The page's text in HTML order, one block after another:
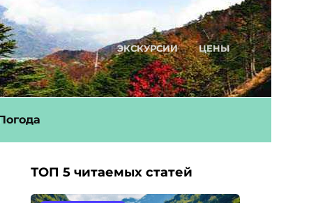
ЭКСКУРСИИ ЦЕНЫ
ТОП 5 читаемых статей